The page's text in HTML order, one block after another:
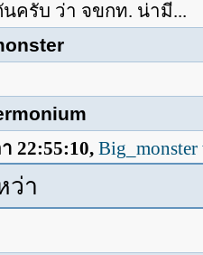
ครับ ว่า จขกท. น่ามี...
22:55:10, Big_monster
ว่า